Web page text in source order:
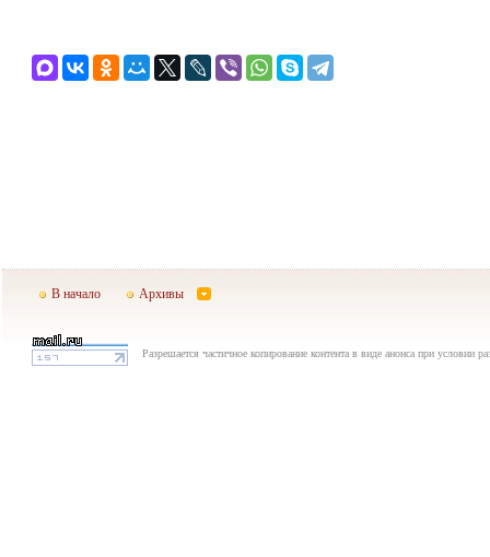
В начало Архивы
Разрешается частичное копирование контента в виде анонса при условии